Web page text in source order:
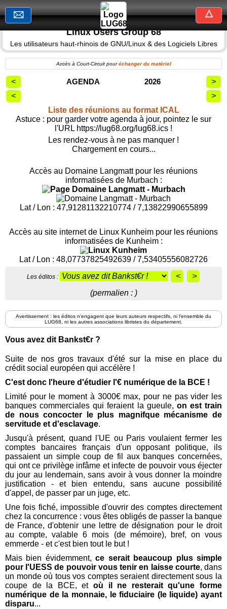
Linux
Users
Group
68
Les
utilisateurs
haut-
rhinois
GNU/Linux
Présentation
Débutant
Photos
Détente
🖂 △
Linux Users Group 68
Les utilisateurs haut-rhinois de GNU/Linux & des Logiciels Libres
Accès à Court-Circuit pouréchanger du matériel
AGENDA 2026
Liste des réunions au format ICAL
Astuce : pour garder votre agenda à jour, pointez le sur
l'URL https://lug68.org/lug68.ics !
Les rendez-vous à ne pas manquer !
Chargement en cours...
Accès au Domaine Langmatt pour les réunions
informatisées de Murbach :
Lat / Lon : 47,91281132210774 / 7,13822990655899
Accès au site internet de Linux Kunheim pour les réunions
informatisées de Kunheim :
Lat / Lon : 48,07737825492639 / 7,53405556082726
Les éditos :
(permalien : )
Avertissement : les éditos n'engagent que leurs auteurs respectifs, ni l'ensemble du
LUG68, ni les autres associations libristes du département.
Vous avez dit Bankst€r ?
Suite de nos gros travaux d'été sur la mise en place du
crédit social européen qui accélère !
C'est donc l'heure d'étudier l'€ numérique de la BCE !
Limité pour le moment à 3000€ max, pour ne pas vider les
banques commerciales qui feraient la gueule, on est train
de nous concocter le plus magnifque mécanisme de
servitude et d'esclavage.
Jusqu'à présent, quand l'UE ou Paris voulaient fermer les
comptes bancaires français d'un opposant politique, ils
passaient un simple coup de fil aux banques concernées,
qui ont ce privilège infâme et infecte de pouvoir vous éjecter
du jour au lendemain, sans avoir à vous donner la moindre
justification - et bien entendu, sans aucune possibilité
d'appel, de passer par un juge, etc.
Une fois fiché, impossible d'ouvrir des comptes directement
chez la concurrence : vous êtes obligés de passer la banque
de France, d'obtenir une lettre de désignation pour le droit
au compte, valable 6 mois (de mémoire), bref, on vous
emmerde - et c'est bien tout le but !
Mais bien évidemment,ce serait beaucoup plus simple
pour l'UESS de pouvoir vous tenir en laisse courte, dans
un monde où tous vos comptes seraient directement sous la
coupe de la BCE, et où il ne resterait qu'une forme
numérique de la monnaie, le fiduciaire (le liquide) ayant
disparu...